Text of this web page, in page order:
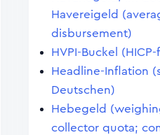
Havereigeld
disbursement)
HVPI-Buckel (HICP-
Headline-Inflation
Deutschen)
Hebegeld
collector quota;